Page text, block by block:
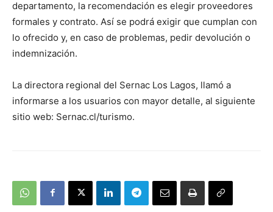
departamento, la recomendación es elegir proveedores
formales y contrato. Así se podrá exigir que cumplan con
lo ofrecido y, en caso de problemas, pedir devolución o
indemnización.
La directora regional del Sernac Los Lagos, llamó a
informarse a los usuarios con mayor detalle, al siguiente
sitio web: Sernac.cl/turismo.